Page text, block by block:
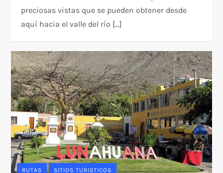
preciosas vistas que se pueden obtener desde
aquí hacia el valle del río […]
RUTAS SITIOS TURISTICOS